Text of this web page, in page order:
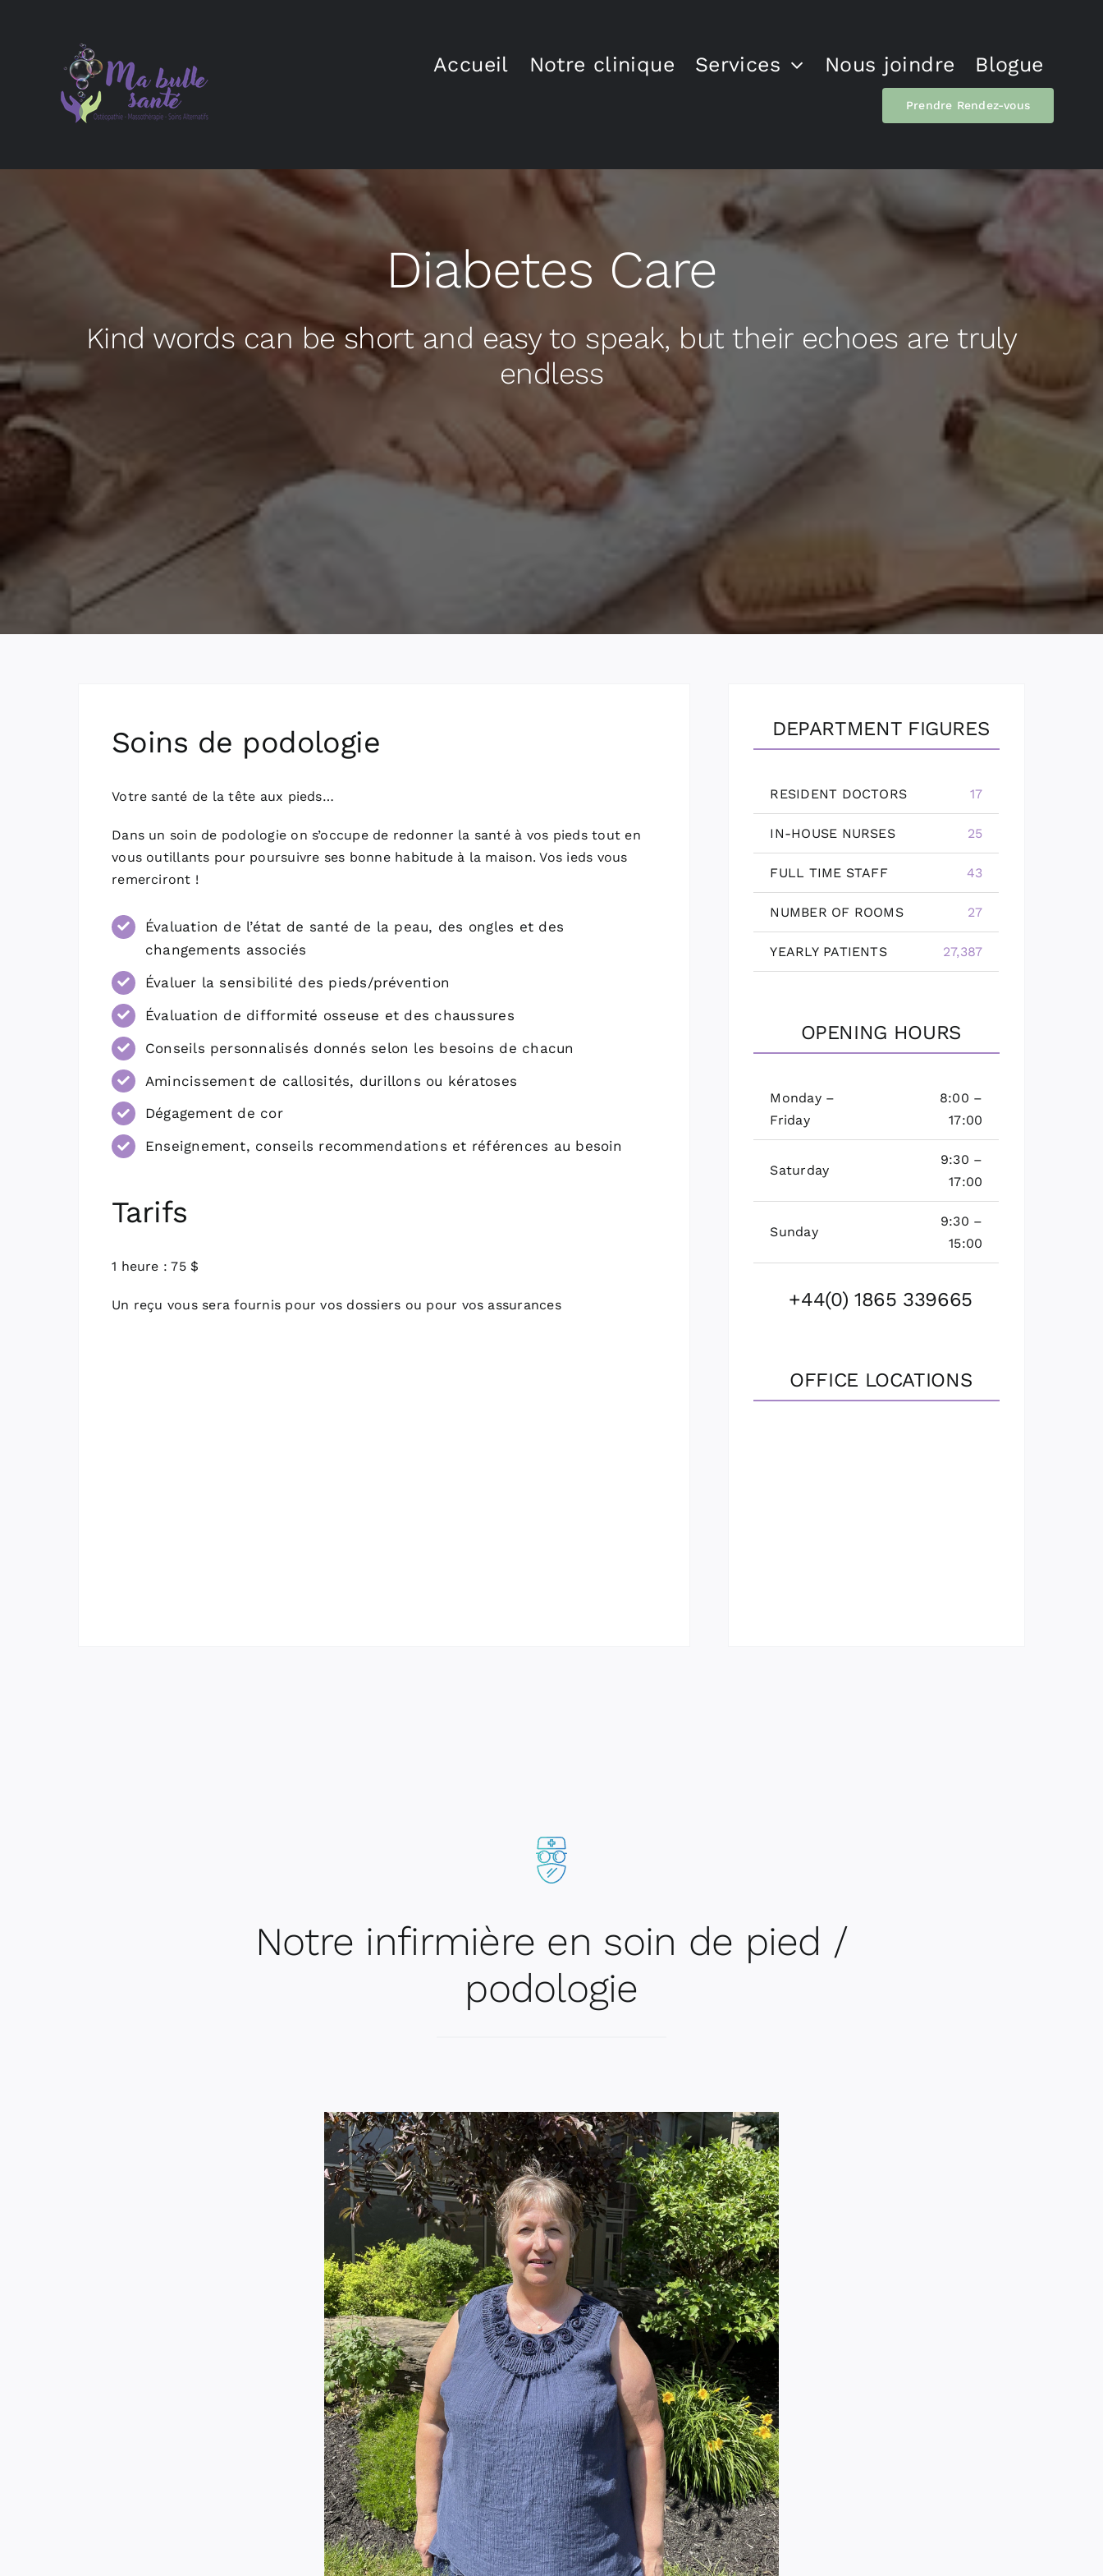
Accueil Notre clinique Services Nous joindre Blogue
Prendre Rendez-vous
Diabetes Care
Kind words can be short and easy to speak, but their echoes are truly
endless
Soins de podologie
Votre santé de la tête aux pieds…
Dans un soin de podologie on s’occupe de redonner la santé à vos pieds tout en
vous outillants pour poursuivre ses bonne habitude à la maison. Vos ieds vous
remerciront !
Évaluation de l’état de santé de la peau, des ongles et des
changements associés
Évaluer la sensibilité des pieds/prévention
Évaluation de difformité osseuse et des chaussures
Conseils personnalisés donnés selon les besoins de chacun
Amincissement de callosités, durillons ou kératoses
Dégagement de cor
Enseignement, conseils recommendations et références au besoin
Tarifs
1 heure : 75 $
Un reçu vous sera fournis pour vos dossiers ou pour vos assurances
DEPARTMENT FIGURES
RESIDENT DOCTORS 17
IN-HOUSE NURSES 25
FULL TIME STAFF 43
NUMBER OF ROOMS 27
YEARLY PATIENTS 27,387
OPENING HOURS
Monday –
Friday
8:00 –
17:00
Saturday
9:30 –
17:00
Sunday
9:30 –
15:00
+44(0) 1865 339665
OFFICE LOCATIONS
Notre infirmière en soin de pied /
podologie